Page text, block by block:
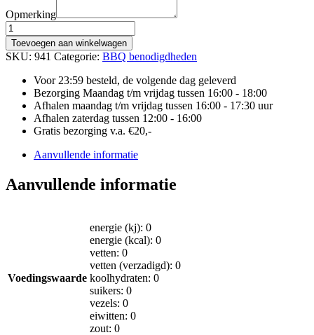
Opmerking
NATUURLIJKE
AANMAAKBLOKJES
aantal
Toevoegen aan winkelwagen
SKU: 941 Categorie: BBQ benodigdheden
Voor 23:59 besteld, de volgende dag geleverd
Bezorging Maandag t/m vrijdag tussen 16:00 - 18:00
Afhalen maandag t/m vrijdag tussen 16:00 - 17:30 uur
Afhalen zaterdag tussen 12:00 - 16:00
Gratis bezorging v.a. €20,-
Aanvullende informatie
Aanvullende informatie
Voedingswaarde
energie (kj): 0
energie (kcal): 0
vetten: 0
vetten (verzadigd): 0
koolhydraten: 0
suikers: 0
vezels: 0
eiwitten: 0
zout: 0